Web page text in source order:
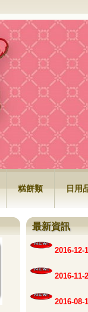
糕餅類 日用
最新資訊
2016-12-
2016-11-
2016-08-